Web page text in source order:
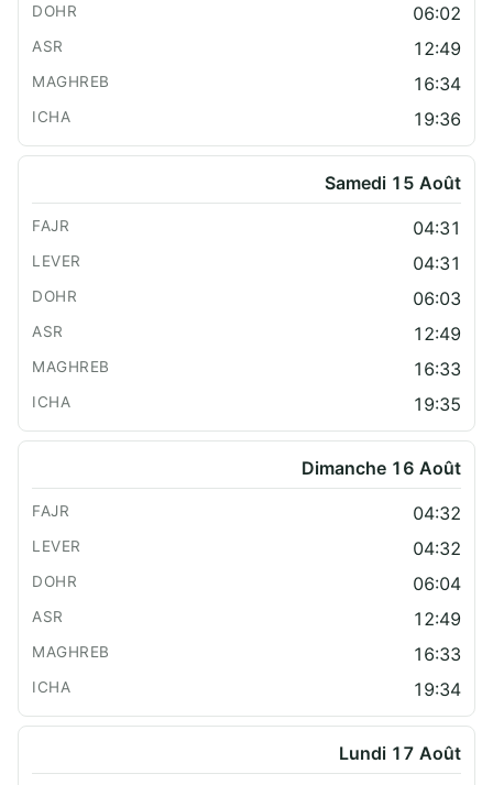
06:02
12:49
16:34
19:36
Samedi 15 Août
04:31
04:31
06:03
12:49
16:33
19:35
Dimanche 16 Août
04:32
04:32
06:04
12:49
16:33
19:34
Lundi 17 Août